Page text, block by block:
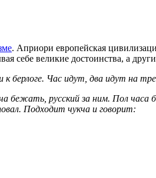
. Априори европейская
себе великие достоинства, а
берлоге. Час идут, два идут на
бежать, русский за ним. Пол часа
Подходит чукча и говорит: